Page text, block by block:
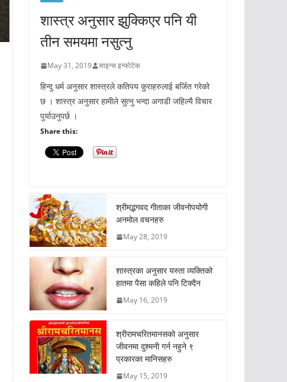
शास्त्र अनुसार झुक्किएर पनि यी
तीन समयमा नसुत्नु
May 31, 2019 साइन्स इन्फोटेक
हिन्दु धर्म अनुसार शास्त्रले कतिपय कुराहरुलाई बर्जित गरेको
छ । शास्त्र अनुसार हामीले सुत्नु भन्दा अगाडी जहिल्यै विचार
पुर्याउनुपर्छ ।
Share this:
श्रीमद्भगवद गीताका जीवनोपयोगी
अनमोल वचनहरु
May 28, 2019
शास्त्रका अनुसार यस्ता व्यक्तिको
हातमा पैसा कहिले पनि टिक्दैन
May 16, 2019
श्रीरामचरितमानसको अनुसार
जीवनमा दुश्मनी गर्न नहुने ९
प्रकारका मानिसहरु
May 15, 2019